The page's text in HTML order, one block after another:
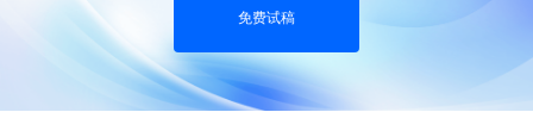
免费试稿